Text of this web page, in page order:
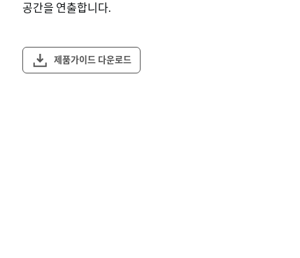
공간을 연출합니다.
제품가이드 다운로드